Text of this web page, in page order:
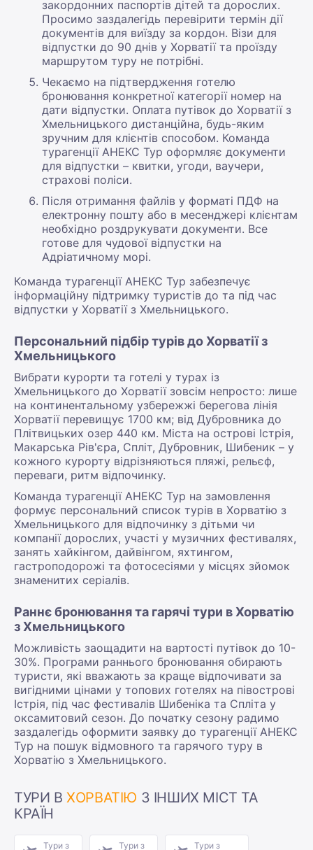
закордонних паспортів дітей та дорослих.
Просимо заздалегідь перевірити термін дії
документів для виїзду за кордон. Візи для
відпустки до 90 днів у Хорватії та проїзду
маршрутом туру не потрібні.
Чекаємо на підтвердження готелю
бронювання конкретної категорії номер на
дати відпустки. Оплата путівок до Хорватії з
Хмельницького дистанційна, будь-яким
зручним для клієнтів способом. Команда
турагенції АНЕКС Тур оформляє документи
для відпустки – квитки, угоди, ваучери,
страхові поліси.
Після отримання файлів у форматі ПДФ на
електронну пошту або в месенджері клієнтам
необхідно роздрукувати документи. Все
готове для чудової відпустки на
Адріатичному морі.
Команда турагенції АНЕКС Тур забезпечує
інформаційну підтримку туристів до та під час
відпустки у Хорватії з Хмельницького.
Персональний підбір турів до Хорватії з
Хмельницького
Вибрати курорти та готелі у турах із
Хмельницького до Хорватії зовсім непросто: лише
на континентальному узбережжі берегова лінія
Хорватії перевищує 1700 км; від Дубровника до
Плітвицьких озер 440 км. Міста на острові Істрія,
Макарська Рів'єра, Спліт, Дубровник, Шибеник – у
кожного курорту відрізняються пляжі, рельєф,
переваги, ритм відпочинку.
Команда турагенції АНЕКС Тур на замовлення
формує персональний список турів в Хорватію з
Хмельницького для відпочинку з дітьми чи
компанії дорослих, участі у музичних фестивалях,
занять хайкінгом, дайвінгом, яхтингом,
гастроподорожі та фотосесіями у місцях зйомок
знаменитих серіалів.
Раннє бронювання та гарячі тури в Хорватію
з Хмельницького
Можливість заощадити на вартості путівок до 10-
30%. Програми раннього бронювання обирають
туристи, які вважають за краще відпочивати за
вигідними цінами у топових готелях на півострові
Істрія, під час фестивалів Шибеніка та Спліта у
оксамитовий сезон. До початку сезону радимо
заздалегідь оформити заявку до турагенції АНЕКС
Тур на пошук відмовного та гарячого туру в
Хорватію з Хмельницького.
ТУРИ ВХОРВАТІЮ З ІНШИХ МІСТ ТА
КРАЇН
Тури з
Тури з
Тури з